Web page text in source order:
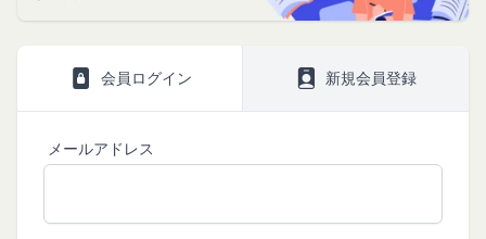
会員ログイン 新規会員登録
メールアドレス
株式会社GOYOH（以下「当社」といいます。）
の保護に関する法律、その他関連する法令等を遵守
するとともに、以下の方針に沿ってお客様からお預
持に努めます。
株式会社GOYOHが運営するコミュニティポータル
す。）のご利用規約（以下「本規約」といいま
す。）を下記の通り定めます。
本規約を必ずお読みになり、本規約に同意いただく
Amazon.co.jpで使えるデジタル商品券です。
ト券番号を贈ります。
有効期限は発行から10年です。
メールに記載されたギフト券番号をご用意くださ
ギフト券を適用するに移動します。